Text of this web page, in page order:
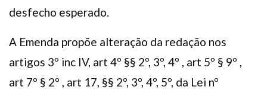
desfecho esperado.
A Emenda propõe alteração da redação nos
artigos 3º inc IV, art 4º §§ 2º, 3º, 4º , art 5º § 9º ,
art 7º § 2º , art 17, §§ 2º, 3º, 4º, 5º, da Lei nº